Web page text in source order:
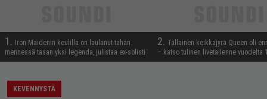
1.
Iron Maidenin keulilla on laulanut tähän
mennessä tasan yksi legenda, julistaa ex-solisti
2. Tällainen keikkajyrä Queen oli
– katso tulinen livetallenne vuodelta
KEVENNYSTÄ